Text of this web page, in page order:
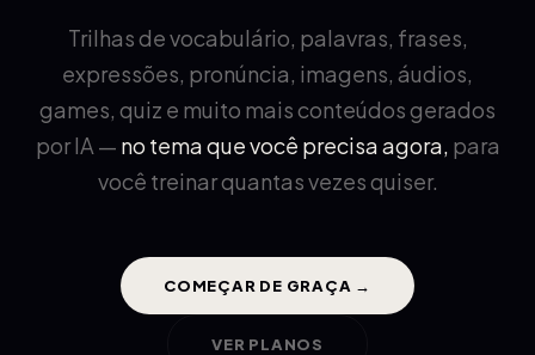
Trilhas de vocabulário, palavras, frases,
expressões, pronúncia, imagens, áudios,
games, quiz e muito mais conteúdos gerados
por IA — no tema que você precisa agora, para
você treinar quantas vezes quiser.
COMEÇAR DE GRAÇA →
VER PLANOS